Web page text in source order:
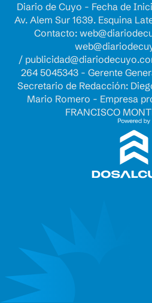
Diario de Cuyo - Fecha de
Av. Alem Sur 1639. Esquina
Contacto:
/
264 5045343 - Gerente
Secretario de Redacción:
Mario Romero - Empresa
FRANCISCO